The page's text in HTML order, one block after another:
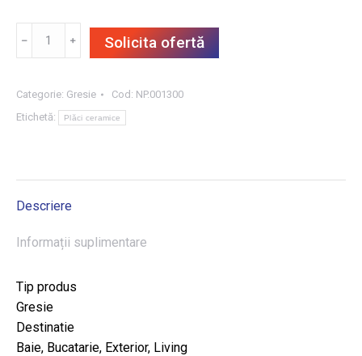
STONE
POL
﹣ ﹢ Solicita ofertă
Categorie: Gresie Cod: NP.001300
Etichetă:
Plăci ceramice
Descriere
Informații suplimentare
Tip produs
Gresie
Destinatie
Baie, Bucatarie, Exterior, Living